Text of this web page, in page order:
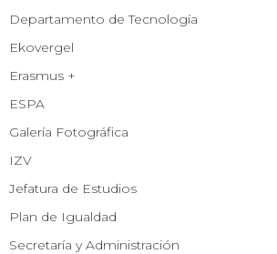
Departamento de Tecnología
Ekovergel
Erasmus +
ESPA
Galería Fotográfica
IZV
Jefatura de Estudios
Plan de Igualdad
Secretaría y Administración